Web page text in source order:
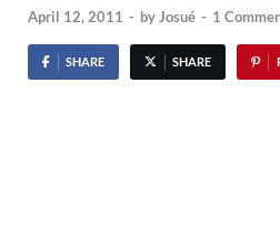
April 12, 2011 - byJosué - 1
SHARE SHARE